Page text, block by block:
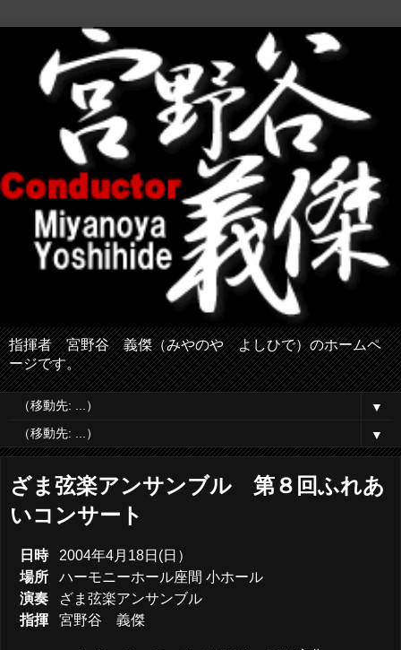
指揮者 宮野谷 義傑（みやのや よしひで）のホームペ
ージです。
▼
▼
ざま弦楽アンサンブル 第８回ふれあ
いコンサート
日時
2004年4月18日(日）
場所
ハーモニーホール座間 小ホール
演奏
ざま弦楽アンサンブル
指揮
宮野谷 義傑